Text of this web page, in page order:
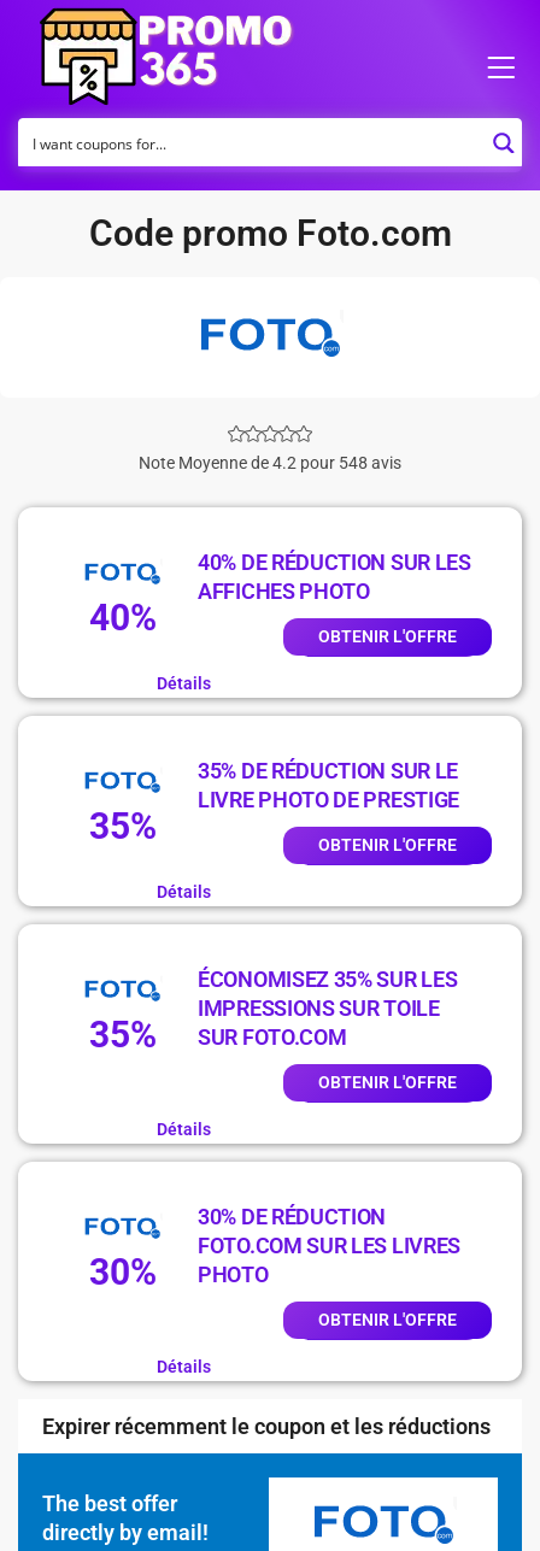
Code promo Foto.com
Note Moyenne de 4.2 pour 548 avis
40%
40% DE RÉDUCTION SUR LES
AFFICHES PHOTO
OBTENIR L'OFFRE
Détails
35%
35% DE RÉDUCTION SUR LE
LIVRE PHOTO DE PRESTIGE
OBTENIR L'OFFRE
Détails
35%
ÉCONOMISEZ 35% SUR LES
IMPRESSIONS SUR TOILE
SUR FOTO.COM
OBTENIR L'OFFRE
Détails
30%
30% DE RÉDUCTION
FOTO.COM SUR LES LIVRES
PHOTO
OBTENIR L'OFFRE
Détails
Expirer récemment le coupon et les réductions
The best offer
directly by email!